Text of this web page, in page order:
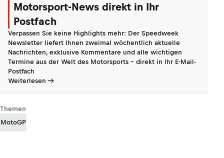
Motorsport-News direkt in Ihr
Postfach
Verpassen Sie keine Highlights mehr: Der Speedweek
Newsletter liefert Ihnen zweimal wöchentlich aktuelle
Nachrichten, exklusive Kommentare und alle wichtigen
Termine aus der Welt des Motorsports - direkt in Ihr E-Mail-
Postfach
Weiterlesen
Themen
MotoGP